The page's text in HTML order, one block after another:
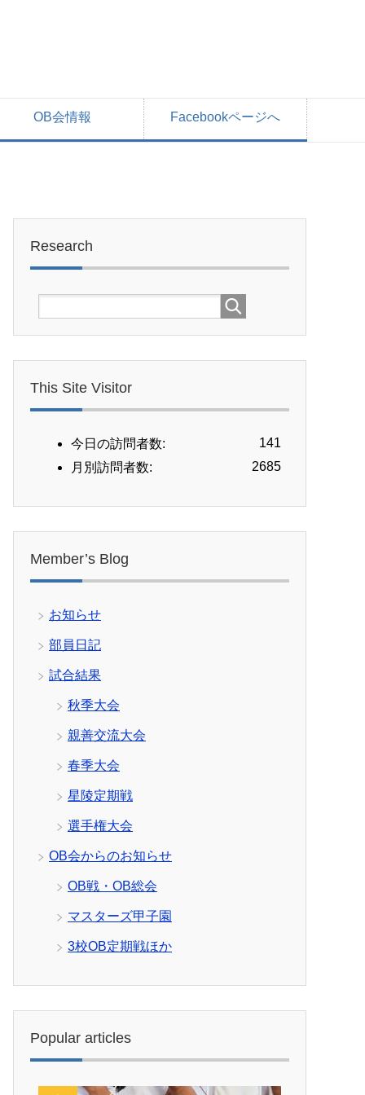
OB会情報 Facebookページへ
Research
This Site Visitor
141
今日の訪問者数:
2685
月別訪問者数:
Member’s Blog
お知らせ
部員日記
試合結果
秋季大会
親善交流大会
春季大会
星陵定期戦
選手権大会
OB会からのお知らせ
OB戦・OB総会
マスターズ甲子園
3校OB定期戦ほか
Popular articles